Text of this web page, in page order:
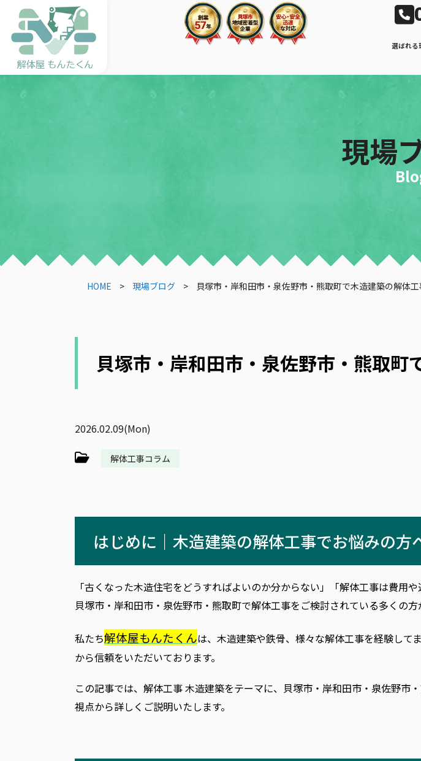
選ばれる
現場
HOME > 現場ブログ > 貝塚市・岸和田市・泉佐野市・熊取町で木造建築の解体
貝塚市・岸和田市・泉佐野市・熊取
2026.02.09(Mon)
解体工事コラム
はじめに｜木造建築の解体工事でお悩みの方
「古くなった木造住宅をどうすればよいのか分からない」「解体工事は費用や
貝塚市・岸和田市・泉佐野市・熊取町で解体工事をご検討されている多くの方
私たち解体屋もんたくんは、木造建築や鉄骨、様々な解体工事を経験して
から信頼をいただいております。
この記事では、解体工事 木造建築をテーマに、貝塚市・岸和田市・泉佐野
視点から詳しくご説明いたします。